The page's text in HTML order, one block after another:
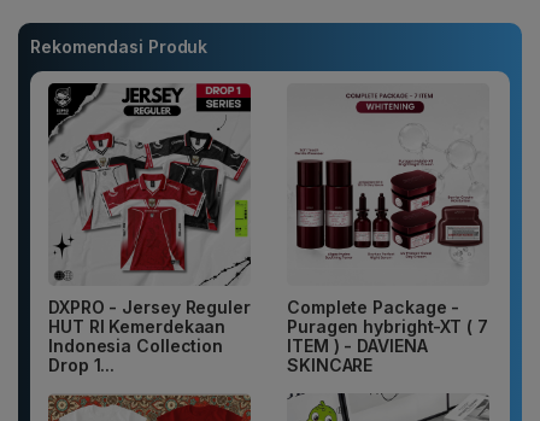
Rekomendasi Produk
DXPRO - Jersey Reguler
HUT RI Kemerdekaan
Indonesia Collection
Drop 1...
Complete Package -
Puragen hybright-XT ( 7
ITEM ) - DAVIENA
SKINCARE